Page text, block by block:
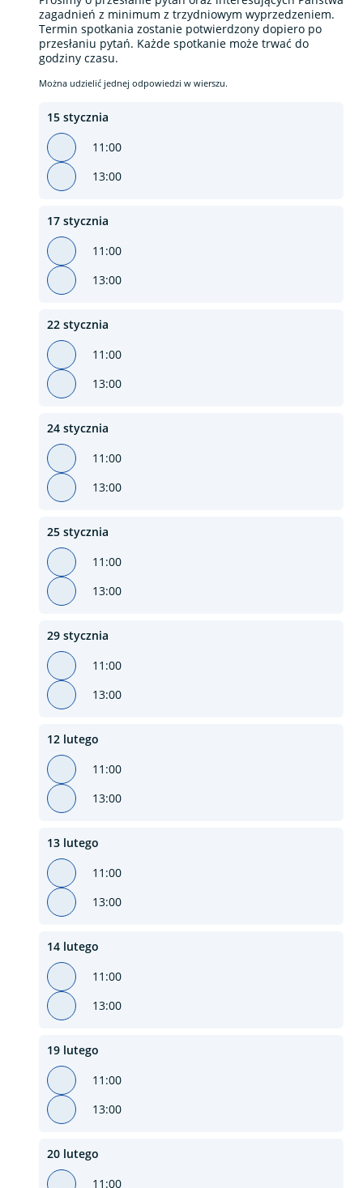
zagadnień z minimum z trzydniowym wyprzedzeniem.
Termin spotkania zostanie potwierdzony dopiero po
przesłaniu pytań. Każde spotkanie może trwać do
godziny czasu.
Można udzielić jednej odpowiedzi w wierszu.
15 stycznia
11:00
13:00
17 stycznia
11:00
13:00
22 stycznia
11:00
13:00
24 stycznia
11:00
13:00
25 stycznia
11:00
13:00
29 stycznia
11:00
13:00
12 lutego
11:00
13:00
13 lutego
11:00
13:00
14 lutego
11:00
13:00
19 lutego
11:00
13:00
20 lutego
11:00